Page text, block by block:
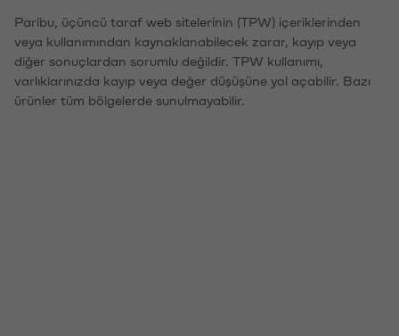
Paribu, üçüncü taraf web sitelerinin (TPW) içeriklerinden
veya kullanımından kaynaklanabilecek zarar, kayıp veya
diğer sonuçlardan sorumlu değildir. TPW kullanımı,
varlıklarınızda kayıp veya değer düşüşüne yol açabilir. Bazı
ürünler tüm bölgelerde sunulmayabilir.